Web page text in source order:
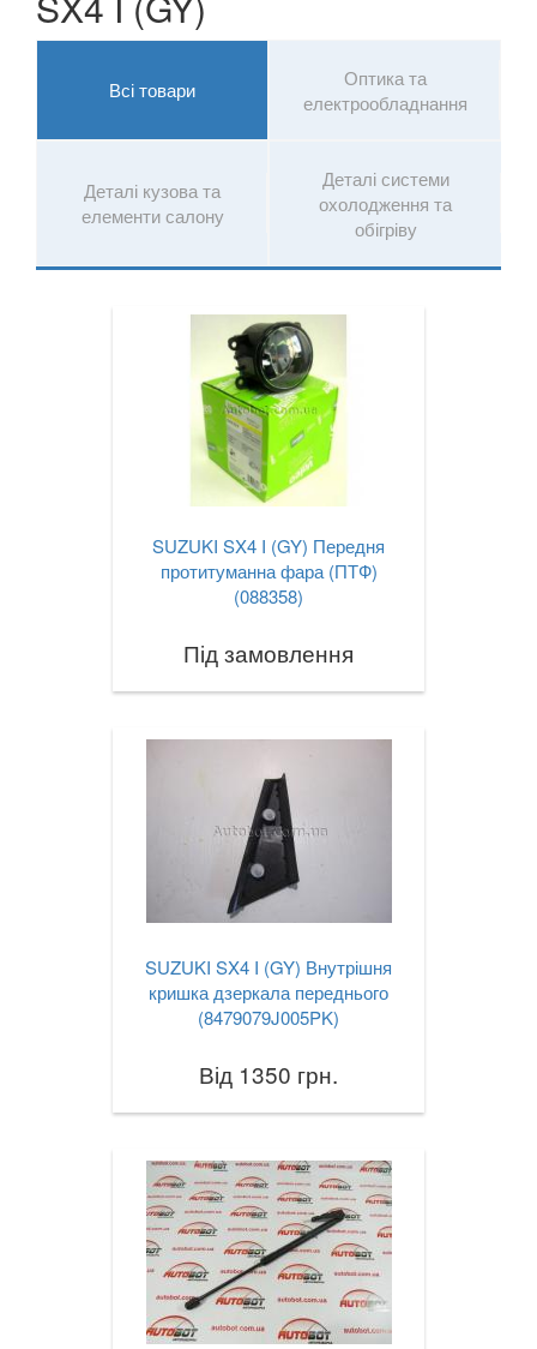
Всі товари
Оптика та
електрообладнання
Деталі кузова та
елементи салону
Деталі системи
охолодження та
обігріву
SUZUKI SX4 I (GY) Передня
протитуманна фара (ПТФ)
(088358)
Під замовлення
SUZUKI SX4 I (GY) Внутрішня
кришка дзеркала переднього
(8479079J005PK)
Від 1350 грн.